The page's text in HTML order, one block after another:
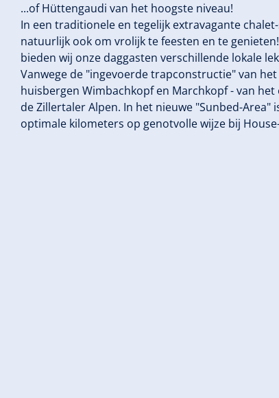
...of Hüttengaudi van het hoogste niveau!
In een traditionele en tegelijk extravagante
natuurlijk ook om vrolijk te feesten en te
bieden wij onze daggasten verschillende lokale
Vanwege de "ingevoerde trapconstructie" van
huisbergen Wimbachkopf en Marchkopf - van
de Zillertaler Alpen. In het nieuwe "Sunbed-Area"
optimale kilometers op genotvolle wijze bij